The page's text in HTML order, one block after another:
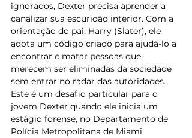
ignorados, Dexter precisa aprender a
canalizar sua escuridão interior. Com a
orientação do pai, Harry (Slater), ele
adota um código criado para ajudá-lo a
encontrar e matar pessoas que
merecem ser eliminadas da sociedade
sem entrar no radar das autoridades.
Este é um desafio particular para o
jovem Dexter quando ele inicia um
estágio forense, no Departamento de
Polícia Metropolitana de Miami.